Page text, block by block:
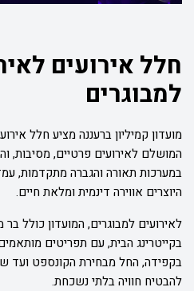
חלל אירועים
למבוגרים
מועדון קמיליון ברעננה מציע חלל
המושלם לאירועים פרטיים, מסיבות,
היוצרים אווירה דינמית ומלאת חיים.
לאירועים למבוגרים, המועדון כולל
בקייטרינג הבית, עם תפריטים
בקפידה, החל מבחירת הקונספט ועד
להבטיח חוויה בלתי נשכחת.